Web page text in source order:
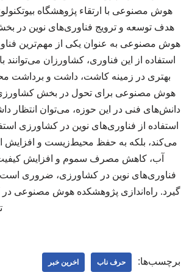
هوش مصنوعی با ارتقاء پژوهشگاه
هدف توسعه و ترویج فناوری‌های نوین
هوش مصنوعی به عنوان یکی از مهم‌ترین
استفاده از این فناوری، کشاورزان
بهتری در زمینه کاشت، داشت و برداشت
هوش مصنوعی برای تحول در بخش کشاورزی
دانش‌های فنی در این حوزه، می‌توان انتظار
استفاده از فناوری‌های نوین در کشاورزی
می‌کند، بلکه به حفظ محیط‌زیست و افزایش
آب، کاهش مصرف سموم و افزایش کیفیت
فناوری‌های نوین در کشاورزی، ضروری است
گیرد. راه‌اندازی پژوهشکده هوش مصنوعی در
برچسب‌ها: حرف ناب اخرین خبر